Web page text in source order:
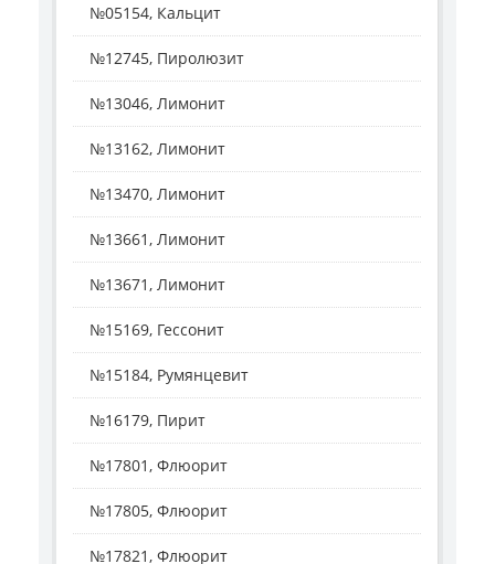
№05154, Кальцит
№12745, Пиролюзит
№13046, Лимонит
№13162, Лимонит
№13470, Лимонит
№13661, Лимонит
№13671, Лимонит
№15169, Гессонит
№15184, Румянцевит
№16179, Пирит
№17801, Флюорит
№17805, Флюорит
№17821, Флюорит